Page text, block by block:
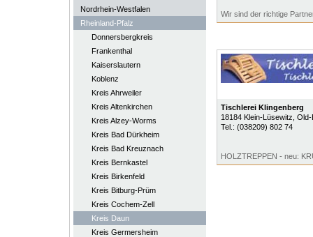
Nordrhein-Westfalen
Rheinland-Pfalz
Donnersbergkreis
Frankenthal
Kaiserslautern
Koblenz
Kreis Ahrweiler
Kreis Altenkirchen
Kreis Alzey-Worms
Kreis Bad Dürkheim
Kreis Bad Kreuznach
Kreis Bernkastel
Kreis Birkenfeld
Kreis Bitburg-Prüm
Kreis Cochem-Zell
Kreis Daun
Kreis Germersheim
Wir sind der richtige
Tischlerei Klingenberg
18184 Klein-Lüsewitz ,
Tel.: (038209) 802 74
HOLZTREPPEN - neu: